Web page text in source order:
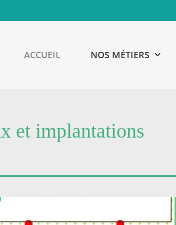
ACCUEIL NOS MÉTIERS
et implantations